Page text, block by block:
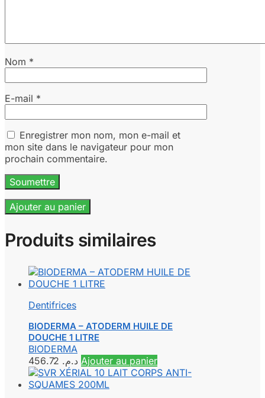
Nom *
E-mail *
Enregistrer mon nom, mon e-mail et
mon site dans le navigateur pour mon
prochain commentaire.
Ajouter au panier
Produits similaires
Dentifrices
BIODERMA – ATODERM HUILE DE
DOUCHE 1 LITRE
BIODERMA
د.م. Ajouter au panier